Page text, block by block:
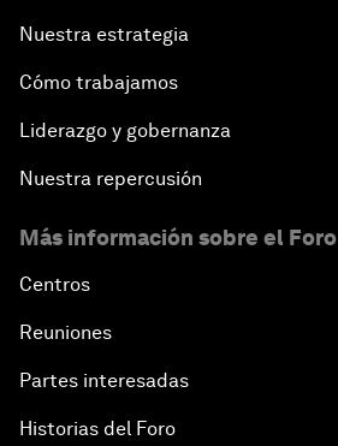
Nuestra estrategia
Cómo trabajamos
Liderazgo y gobernanza
Nuestra repercusión
Más información sobre el Foro
Centros
Reuniones
Partes interesadas
Historias del Foro